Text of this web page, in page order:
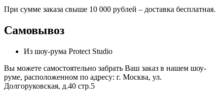
При сумме заказа свыше 10 000 рублей – доставка бесплатная.
Самовывоз
Из шоу-рума Protect Studio
Вы можете самостоятельно забрать Ваш заказ в нашем шоу-
руме, расположенном по адресу: г. Москва, ул.
Долгоруковская, д.40 стр.5